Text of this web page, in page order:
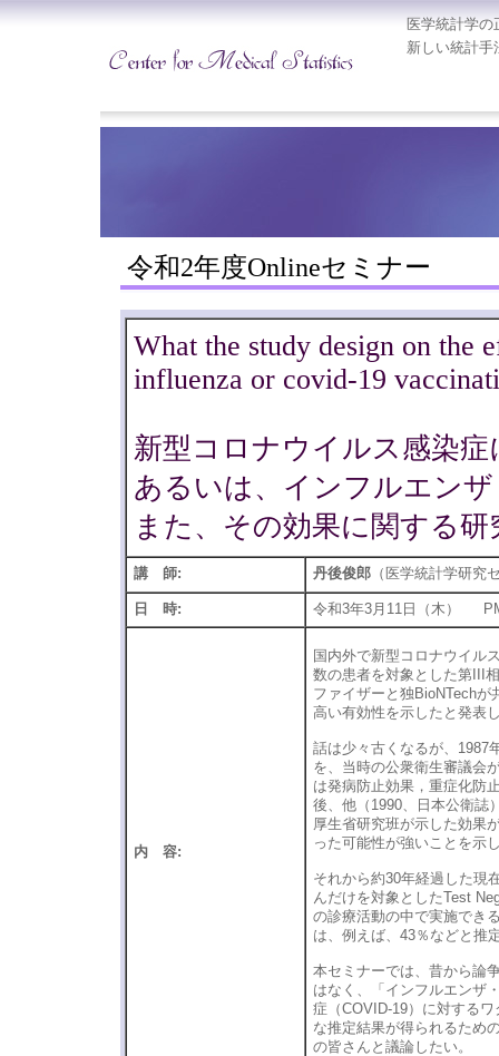
医学統計学
新しい統計手
令和2年度Onlineセミナー
What the study design on the
influenza or covid-19
新型コロナウイルス感染
あるいは、インフルエン
また、その効果に関する
講 師: 丹後俊郎（医学統計学研究
日 時: 令和3年3月11日（木）
内 容:
国内外で新型コロナウイル
数の患者を対象とした第III
ファイザーと独BioNTech
高い有効性を示したと発表
話は少々古くなるが、1987
を、当時の公衆衛生審議会
は発病防止効果，重症化防
後、他（1990、日本公衛誌
厚生省研究班が示した効果
った可能性が強いことを示
それから約30年経過した現
んだけを対象としたTest
の診療活動の中で実施でき
は、例えば、43％などと推
本セミナーでは、昔から論
はなく、「インフルエンザ
症（COVID-19）に対する
な推定結果が得られるため
の皆さんと議論したい。